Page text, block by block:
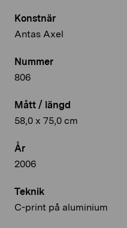
Konstnär
Antas Axel
Nummer
806
Mått / längd
58,0 x 75,0 cm
År
2006
Teknik
C-print på aluminium